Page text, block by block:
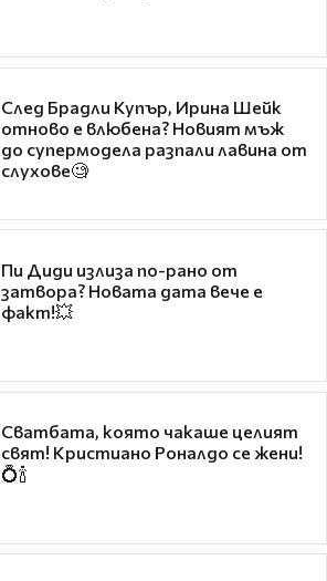
След Брадли Купър, Ирина Шейк
отново е влюбена? Новият мъж
до супермодела разпали лавина от
слухове🧐
Пи Диди излиза по-рано от
затвора? Новата дата вече е
факт!💥
Сватбата, която чакаше целият
свят! Кристиано Роналдо се жени!
💍🍾